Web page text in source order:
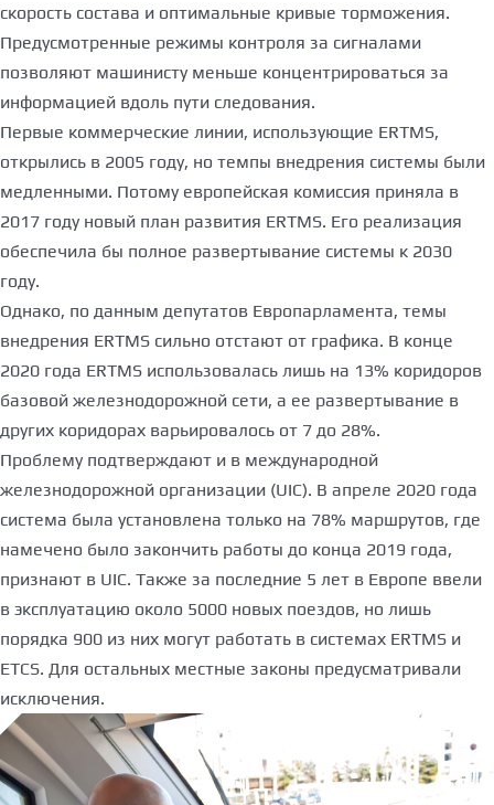
скорость состава и оптимальные кривые торможения.
Предусмотренные режимы контроля за сигналами
позволяют машинисту меньше концентрироваться за
информацией вдоль пути следования.
Первые коммерческие линии, использующие ERTMS,
открылись в 2005 году, но темпы внедрения системы были
медленными. Потому европейская комиссия приняла в
2017 году новый план развития ERTMS. Его реализация
обеспечила бы полное развертывание системы к 2030
году.
Однако, по данным депутатов Европарламента, темы
внедрения ERTMS сильно отстают от графика. В конце
2020 года ERTMS использовалась лишь на 13% коридоров
базовой железнодорожной сети, а ее развертывание в
других коридорах варьировалось от 7 до 28%.
Проблему подтверждают и в международной
железнодорожной организации (UIC). В апреле 2020 года
система была установлена ​​только на 78% маршрутов, где
намечено было закончить работы до конца 2019 года,
признают в UIC. Также за последние 5 лет в Европе ввели
в эксплуатацию около 5000 новых поездов, но лишь
порядка 900 из них могут работать в системах ERTMS и
ETCS. Для остальных местные законы предусматривали
исключения.